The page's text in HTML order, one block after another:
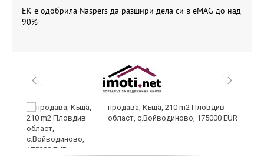
ЕК е одобрила Naspers да разшири дела си в eMAG до над
90%
продава, Къща, 210 m2 Пловдив
област, с.Войводиново, 175000 EUR